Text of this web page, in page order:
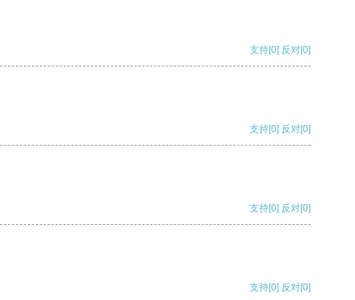
支持[0] 反对[0]
支持[0] 反对[0]
支持[0] 反对[0]
支持[0] 反对[0]